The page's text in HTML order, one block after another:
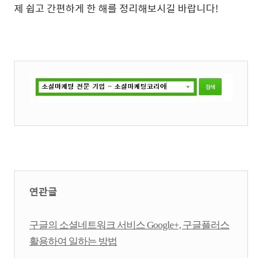
제 쉽고 간편하게 한 해를 정리해보시길 바랍니다!
연관글
구글의 소셜네트워크 서비스 Google+, 구글플러스
활용하여 일하는 방법